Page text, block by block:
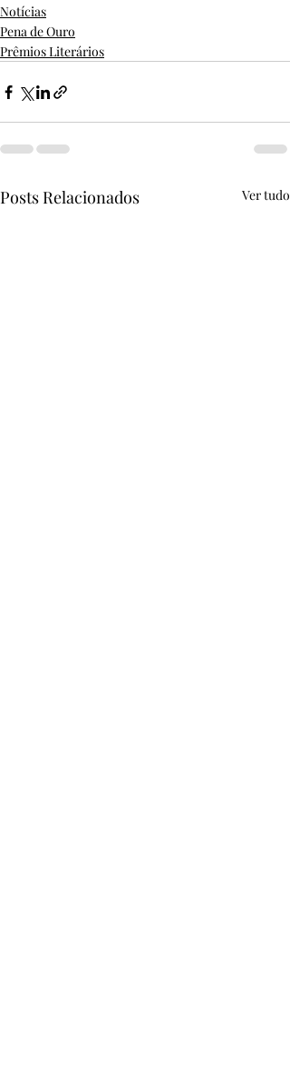
Notícias
Pena de Ouro
Prêmios Literários
Posts Relacionados Ver tudo